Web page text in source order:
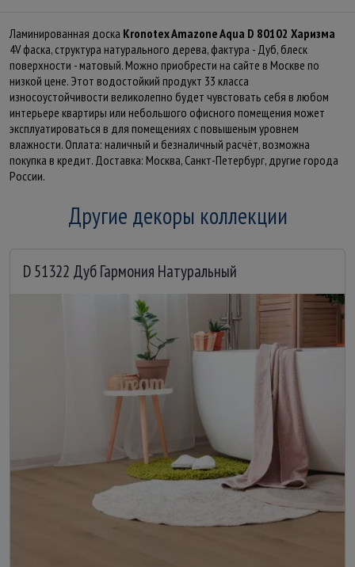
Ламинированная доска Kronotex Amazone Aqua D 80102 Харизма
4V фаска, структура натурального дерева, фактура - Дуб, блеск
поверхности - матовый. Можно приобрести на сайте в Москве по
низкой цене. Этот водостойкий продукт 33 класса
износоустойчивости великолепно будет чувстовать себя в любом
интерьере квартиры или небольшого офисного помещения может
эксплуатироваться в для помещениях с повышеным уровнем
влажности. Оплата: наличный и безналичный расчёт, возможна
покупка в кредит. Доставка: Москва, Санкт-Петербург, другие города
России.
Другие декоры коллекции
D 51322 Дуб Гармония Натуральный